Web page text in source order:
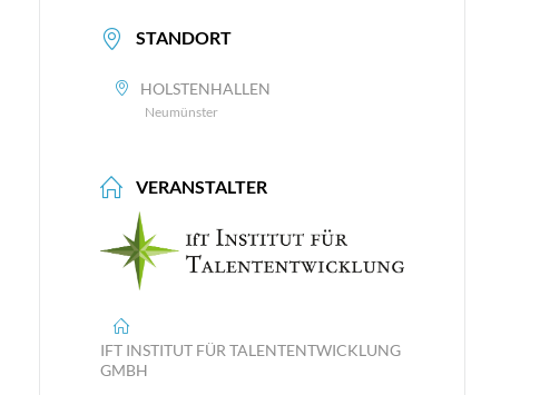
STANDORT
HOLSTENHALLEN
Neumünster
VERANSTALTER
IFT INSTITUT FÜR TALENTENTWICKLUNG
GMBH